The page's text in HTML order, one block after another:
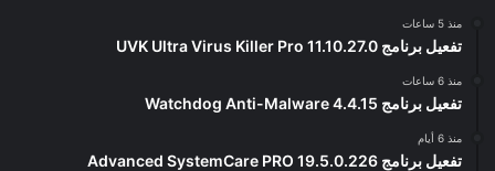
منذ 5 ساعات
تفعيل برنامج UVK Ultra Virus Killer Pro 11.10.27.0
منذ 6 ساعات
تفعيل برنامج Watchdog Anti-Malware 4.4.15
منذ 6 أيام
تفعيل برنامج Advanced SystemCare PRO 19.5.0.226